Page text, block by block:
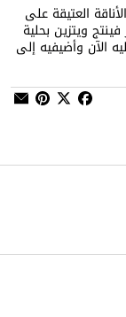
العتيقة على
ويتزين بحلية
الآن وأضيفيه إلى